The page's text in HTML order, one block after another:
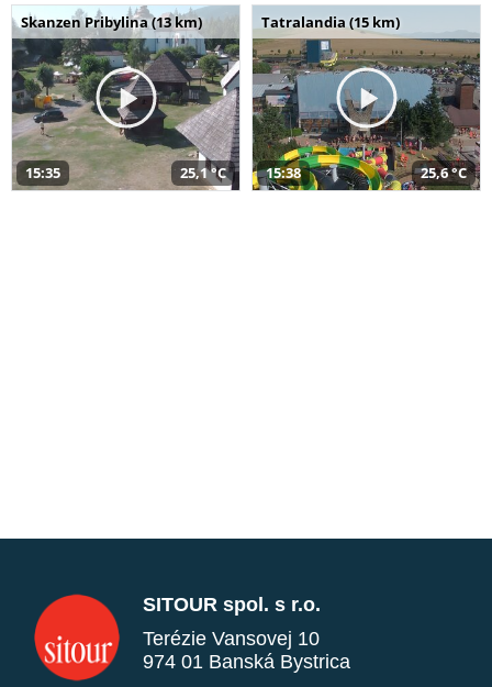
Skanzen Pribylina (13 km)
15:35 25,1 °C
Tatralandia (15 km)
15:38 25,6 °C
SITOUR spol. s r.o.
Terézie Vansovej 10
974 01 Banská Bystrica